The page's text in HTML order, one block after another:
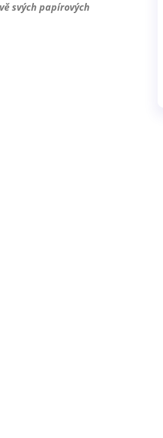
svých papírových